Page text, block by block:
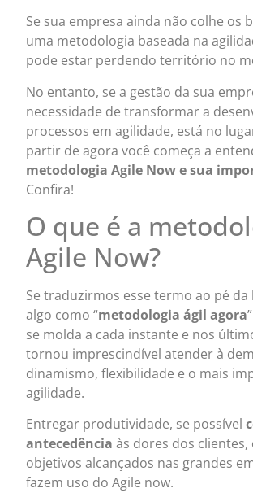
Se sua empresa ainda não colhe os
uma metodologia baseada na
pode estar perdendo território no
No entanto, se a gestão da sua
necessidade de transformar a
processos em agilidade, está no
partir de agora você começa a
metodologia Agile Now e sua
Confira!
O que é a
Agile Now?
Se traduzirmos esse termo ao pé da
algo como “metodologia ágil agora
se molda a cada instante e nos
tornou imprescindível atender à
dinamismo, flexibilidade e o mais
agilidade.
Entregar produtividade, se possível
antecedência às dores dos clientes,
objetivos alcançados nas grandes
fazem uso do Agile now.